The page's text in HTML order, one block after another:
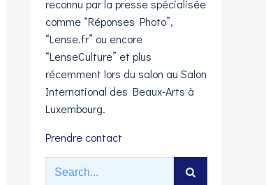
reconnu par la presse spécialisée
comme “Réponses Photo”,
“Lense.fr” ou encore
“LenseCulture” et plus
récemment lors du salon au Salon
International des Beaux-Arts à
Luxembourg.
Prendre contact
Search